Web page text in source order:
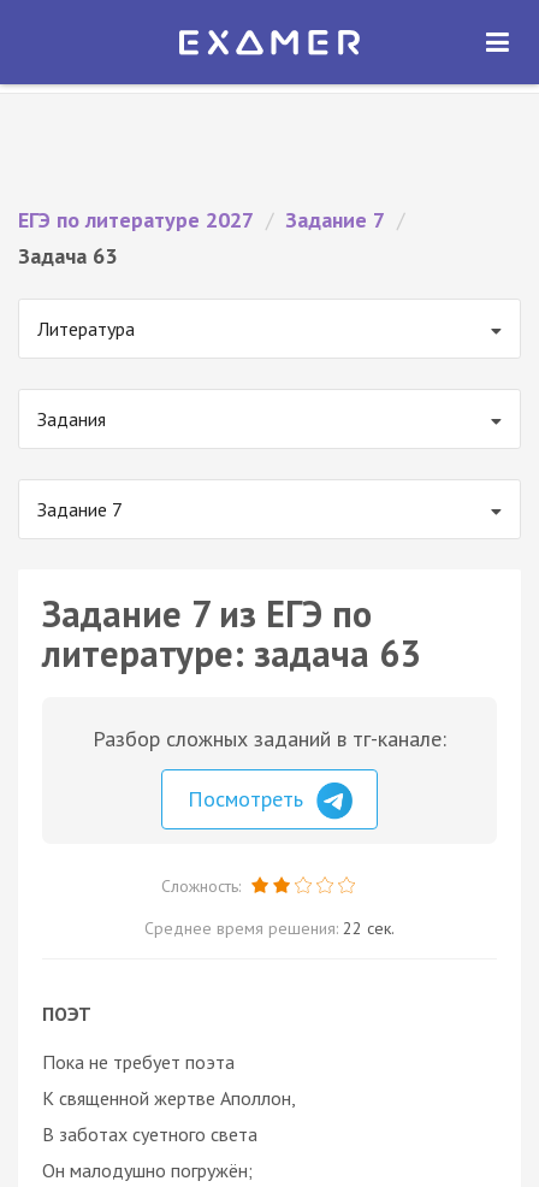
Экзамер — ЕГЭ 2027
ОТКРЫТЬ
ЕГЭ по литературе 2027 / Задание 7 /
Задача 63
Литература
Задания
Задание 7
Задание 7 из ЕГЭ по
литературе: задача 63
Разбор сложных заданий в тг-канале:
Посмотреть
Сложность:
Среднее время решения: 22 сек.
ПОЭТ
Пока не требует поэта
К священной жертве Аполлон,
В заботах суетного света
Он малодушно погружён;